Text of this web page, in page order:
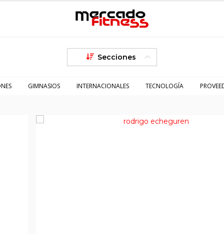
Secciones
GIMNASIOS INTERNACIONALES TECNOLOGÍA